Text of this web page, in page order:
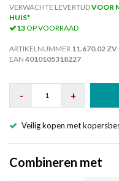
VERWACHTE LEVERTIJDVOOR
HUIS*
13OP VOORRAAD
ARTIKELNUMMER 11.670.02 ZV
EAN 4010105318227
- +
Veilig kopen met
Combineren met